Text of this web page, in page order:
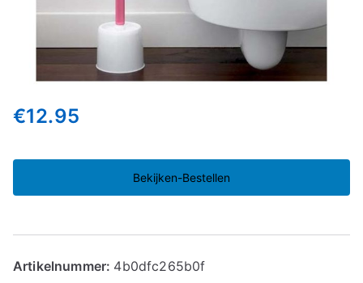
€12.95
Bekijken-Bestellen
Artikelnummer: 4b0dfc265b0f